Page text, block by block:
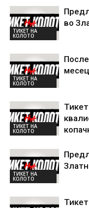
ТИКЕТ НА
КОЛОТО
во
ТИКЕТ НА
КОЛОТО
ТИКЕТ НА
КОЛОТО
ТИКЕТ НА
КОЛОТО